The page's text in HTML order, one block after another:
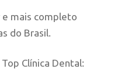
e mais completo
do Brasil.
Clínica Dental: